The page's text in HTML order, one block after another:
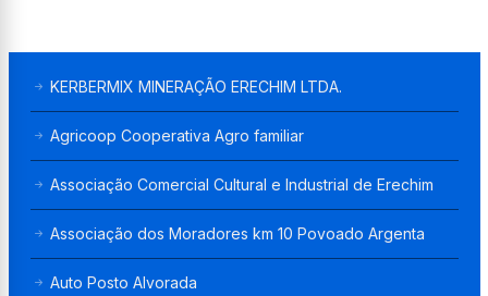
KERBERMIX MINERAÇÃO ERECHIM LTDA.
Agricoop Cooperativa Agro familiar
Associação Comercial Cultural e Industrial de Erechim
Associação dos Moradores km 10 Povoado Argenta
Auto Posto Alvorada